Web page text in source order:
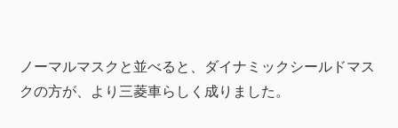
ノーマルマスクと並べると、ダイナミックシールドマス
クの方が、より三菱車らしく成りました。